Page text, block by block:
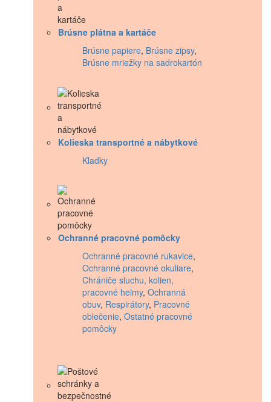
Brúsne plátna a kartáče
Brúsne papiere, Brúsne zipsy,
Brúsne mriežky na sadrokartón
Kolieska transportné a nábytkové
Kladky
Ochranné pracovné pomôcky
Ochranné pracovné rukavice,
Ochranné pracovné okuliare,
Chrániče sluchu, kolien,
pracovné helmy, Ochranná
obuv, Respirátory, Pracovné
oblečenie, Ostatné pracovné
pomôcky